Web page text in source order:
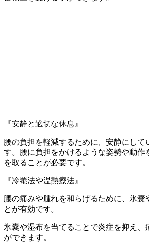
『安静と適切な休息』
腰の負担を軽減するために、安静にして
す。腰に負担をかけるような姿勢や動作
を取ることが必要です。
『冷罨法や温熱療法』
腰の痛みや腫れを和らげるために、氷嚢
とが有効です。
氷嚢や湿布を当てることで炎症を抑え、
ができます。